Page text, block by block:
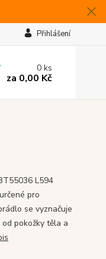
Přihlášení
0ks
za 0,00 Kč
L594
pro
se vyznačuje
pokožky těla a